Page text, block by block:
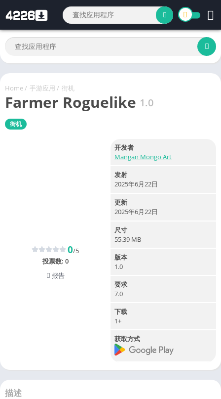
Home/ 手游应用 / 街机
Farmer Roguelike 1.0
街机
0/5
投票数: 0
报告
开发者
Mangan Mongo Art
发射
2025年6月22日
更新
2025年6月22日
尺寸
55.39 MB
版本
1.0
要求
7.0
下载
1+
获取方式
描述